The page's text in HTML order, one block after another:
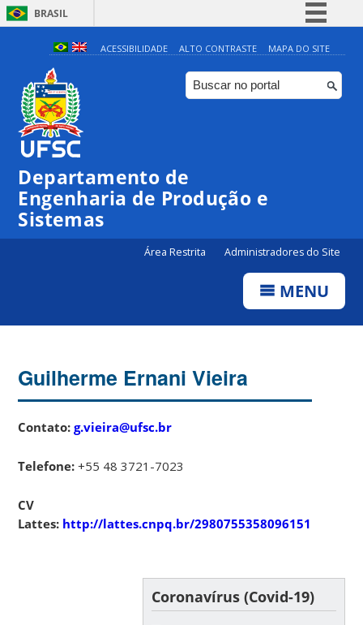
BRASIL
Simplifique!
Comunica BR
Participe
ACESSIBILIDADE ALTO CONTRASTE MAPA DO SITE
Departamento de
Engenharia de Produção e
Sistemas
Área Restrita Administradores do Site
MENU
Guilherme Ernani Vieira
Contato: g.vieira@ufsc.br
Telefone: +55 48 3721-7023
CV
Lattes: http://lattes.cnpq.br/2980755358096151
Coronavírus (Covid-19)